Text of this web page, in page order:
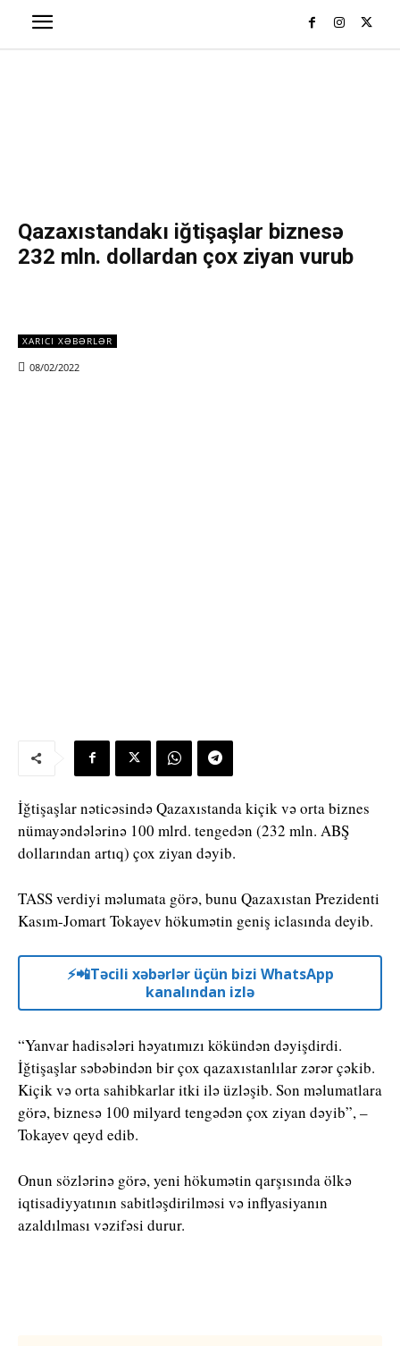
Qazaxıstandakı iğtişaşlar biznesə
232 mln. dollardan çox ziyan vurub
XARICI XƏBƏRLƏR
08/02/2022
İğtişaşlar nəticəsində Qazaxıstanda kiçik və orta biznes
nümayəndələrinə 100 mlrd. tengedən (232 mln. ABŞ
dollarından artıq) çox ziyan dəyib.
TASS verdiyi məlumata görə, bunu Qazaxıstan Prezidenti
Kasım-Jomart Tokayev hökumətin geniş iclasında deyib.
⚡️📲Təcili xəbərlər üçün bizi WhatsApp
kanalından izlə
“Yanvar hadisələri həyatımızı kökündən dəyişdirdi.
İğtişaşlar səbəbindən bir çox qazaxıstanlılar zərər çəkib.
Kiçik və orta sahibkarlar itki ilə üzləşib. Son məlumatlara
görə, biznesə 100 milyard tengədən çox ziyan dəyib”, –
Tokayev qeyd edib.
Onun sözlərinə görə, yeni hökumətin qarşısında ölkə
iqtisadiyyatının sabitləşdirilməsi və inflyasiyanın
azaldılması vəzifəsi durur.